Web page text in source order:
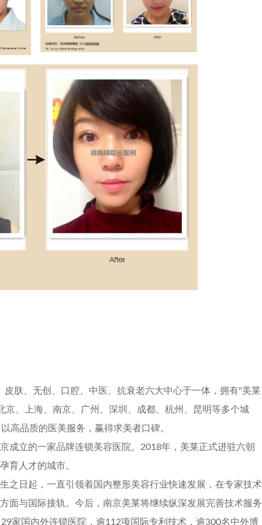
Project 5
6
皮肤、无创、口腔、中医、抗衰老六大中心于一体，拥有"美莱
京、上海、南京、广州、深圳、成都、杭州、昆明等多个城
高品质的医美服务，赢得求美者口碑。
成立的一家品牌连锁美容医院。2018年，美莱正式进驻六朝
育人才的城市。
之日起，一直引领着国内整形美容行业快速发展，在专家技术
面与国际接轨。今后，南京美莱将继续纵深发展完善技术服务
家国内外连锁医院，逾112项国际专利技术，逾300名中外博